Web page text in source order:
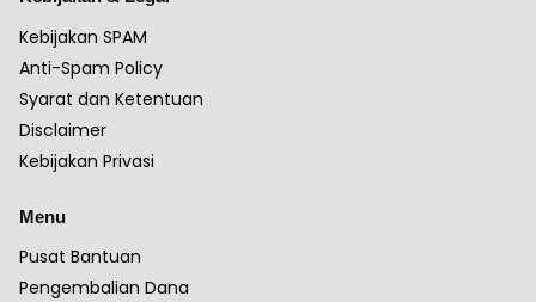
Kebijakan SPAM
Anti-Spam Policy
Syarat dan Ketentuan
Disclaimer
Kebijakan Privasi
Menu
Pusat Bantuan
Pengembalian Dana